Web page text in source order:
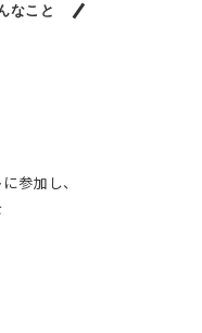
なこと
参加し、